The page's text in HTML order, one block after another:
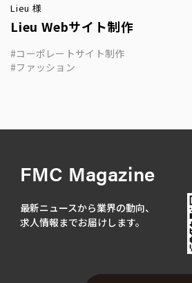
Lieu 様
Lieu Webサイト制作
コーポレートサイト制作
ファッション
FMC Magazine
最新ニュースから業界の動向、
求人情報までお届けします。